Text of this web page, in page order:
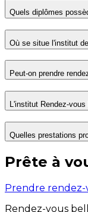
Quels diplômes
Où se situe l'institut
Peut-on prendre
L'institut Rendez-
Quelles prestations
Prête à
Prendre rendez-
Rendez-vous